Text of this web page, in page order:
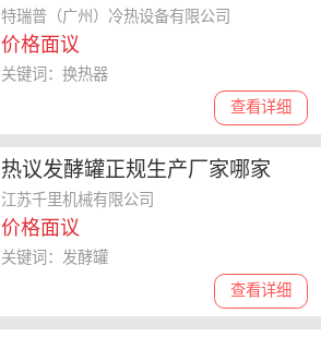
这些要点你要知道
特瑞普（广州）冷热设备有限公司
价格面议
查看详细
关键词：换热器
热议发酵罐正规生产厂家哪家
好，这些品牌呼声高
江苏千里机械有限公司
价格面议
查看详细
关键词：发酵罐